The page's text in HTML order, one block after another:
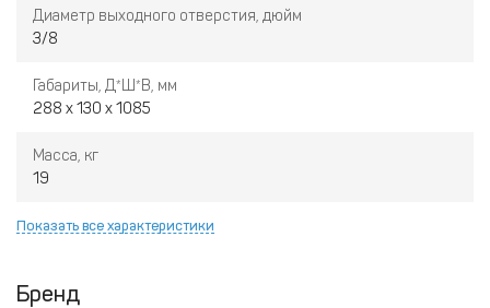
Диаметр выходного отверстия, дюйм
3/8
Габариты, Д*Ш*В, мм
288 х 130 х 1085
Масса, кг
19
Показать все характеристики
Бренд